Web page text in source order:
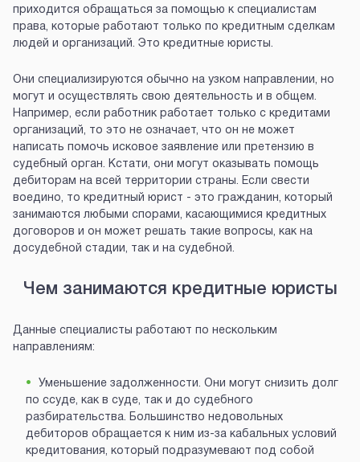
приходится обращаться за помощью к специалистам
права, которые работают только по кредитным сделкам
людей и организаций. Это кредитные юристы.
Они специализируются обычно на узком направлении, но
могут и осуществлять свою деятельность и в общем.
Например, если работник работает только с кредитами
организаций, то это не означает, что он не может
написать помочь исковое заявление или претензию в
судебный орган. Кстати, они могут оказывать помощь
дебиторам на всей территории страны. Если свести
воедино, то кредитный юрист - это гражданин, который
занимаются любыми спорами, касающимися кредитных
договоров и он может решать такие вопросы, как на
досудебной стадии, так и на судебной.
Чем занимаются кредитные юристы
Данные специалисты работают по нескольким
направлениям:
Уменьшение задолженности. Они могут снизить долг
по ссуде, как в суде, так и до судебного
разбирательства. Большинство недовольных
дебиторов обращается к ним из-за кабальных условий
кредитования, который подразумевают под собой